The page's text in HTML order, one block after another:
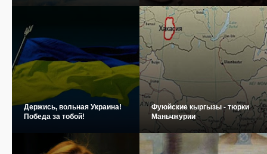
Держись, вольная Украина!
Победа за тобой!
Фуюйские кыргызы - тюрки
Маньчжурии